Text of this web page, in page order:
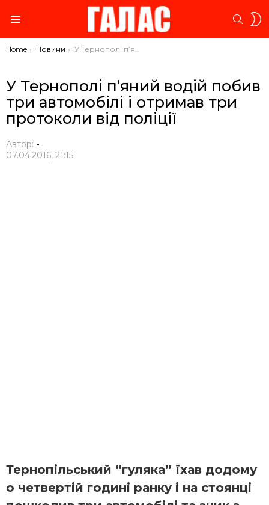
You are here:
Home Новини У Тернополі п’яний водій побив три автомобілі і отримав три протоколи від поліції
У Тернополі п’яний водій побив
три автомобілі і отримав три
протоколи від поліції
Автор: -
07.04.2016, 21:15
Тернопільський “гуляка” їхав додому
о четвертій годині ранку і на стоянці